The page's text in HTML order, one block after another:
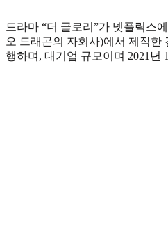
드라마 “더 글로리”가 넷플릭스
오 드래곤의 자회사)에서 제작한
행하며, 대기업 규모이며 2021년